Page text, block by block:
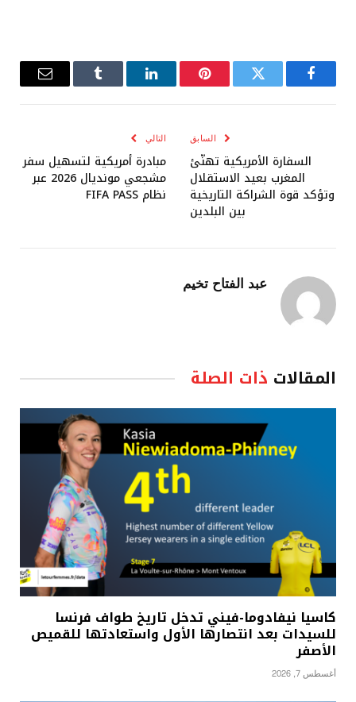
فيسبوك تويتر بينتيريستلينكدإن Tumblr
البريد
السابق
السفارة الأمريكية تهنّئ
المغرب بعيد الاستقلال
وتؤكد قوة الشراكة التاريخية
بين البلدين
التالي
مبادرة أمريكية لتسهيل سفر
مشجعي مونديال 2026 عبر
نظام FIFA PASS
عبد الفتاح تخيم
المقالات ذات الصلة
كاسيا نيفادوما-فيني تدخل تاريخ طواف فرنسا
للسيدات بعد انتصارها الأول واستعادتها للقميص
الأصفر
أغسطس 7, 2026